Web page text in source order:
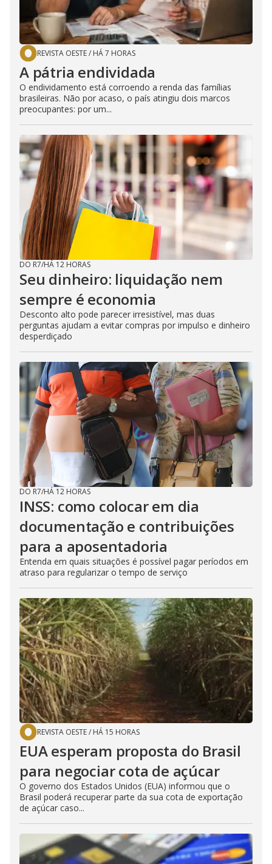
REVISTA OESTE/ HÁ 7 HORAS
A pátria endividada
O endividamento está corroendo a renda das famílias
brasileiras. Não por acaso, o país atingiu dois marcos
preocupantes: por um...
DO R7/HÁ 12 HORAS
Seu dinheiro: liquidação nem
sempre é economia
Desconto alto pode parecer irresistível, mas duas
perguntas ajudam a evitar compras por impulso e dinheiro
desperdiçado
DO R7/HÁ 12 HORAS
INSS: como colocar em dia
documentação e contribuições
para a aposentadoria
Entenda em quais situações é possível pagar períodos em
atraso para regularizar o tempo de serviço
REVISTA OESTE/ HÁ 15 HORAS
EUA esperam proposta do Brasil
para negociar cota de açúcar
O governo dos Estados Unidos (EUA) informou que o
Brasil poderá recuperar parte da sua cota de exportação
de açúcar caso...